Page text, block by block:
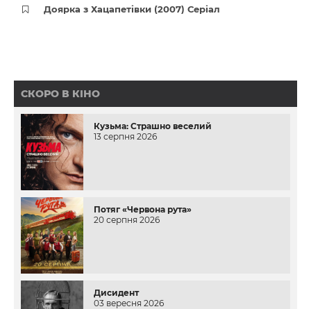
Доярка з Хацапетівки (2007) Серіал
СКОРО В КІНО
Кузьма: Страшно веселий
13 серпня 2026
Потяг «Червона рута»
20 серпня 2026
Дисидент
03 вересня 2026